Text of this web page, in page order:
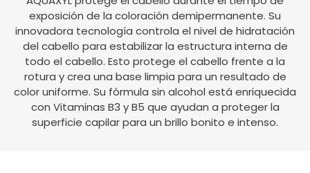
exposición de la coloración demipermanente. Su
innovadora tecnología controla el nivel de hidratación
del cabello para estabilizar la estructura interna de
todo el cabello. Esto protege el cabello frente a la
rotura y crea una base limpia para un resultado de
color uniforme. Su fórmula sin alcohol está enriquecida
con Vitaminas B3 y B5 que ayudan a proteger la
superficie capilar para un brillo bonito e intenso.